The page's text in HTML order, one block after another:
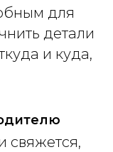
для
детали
и куда,
свяжется,